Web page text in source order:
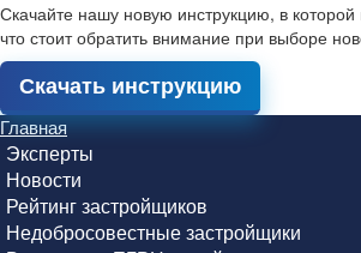
Скачайте нашу новую инструкцию, в
что стоит обратить внимание при выборе
Скачать инструкцию
Главная
Эксперты
Новости
Рейтинг застройщиков
Недобросовестные застройщики